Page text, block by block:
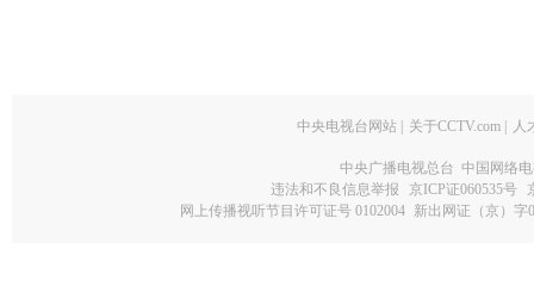
中央电视台网站 关于CCTV.com 人
中央广播电视总台 中国网络
违法和不良信息举报
京ICP证060535号
网上传播视听节目许可证号 0102004 新出网证（京）